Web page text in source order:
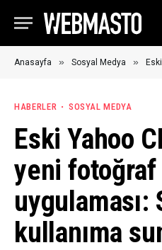
Anasayfa » Sosyal Medya » Eski
HABERLER SOSYAL MEDYA
Eski Yahoo
yeni fotoğraf
uygulaması:
kullanıma